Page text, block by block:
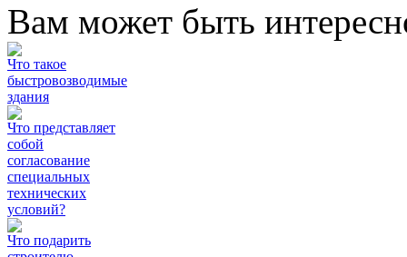
Вам может быть
Что такое
быстровозводимые
здания
Что представляет
собой
согласование
специальных
технических
условий?
Что подарить